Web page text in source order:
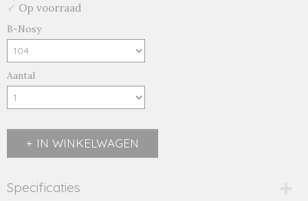
✓ Op voorraad
B-Nosy
Aantal
IN WINKELWAGEN
Specificaties